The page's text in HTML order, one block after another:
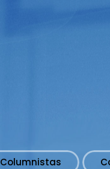
Columnistas